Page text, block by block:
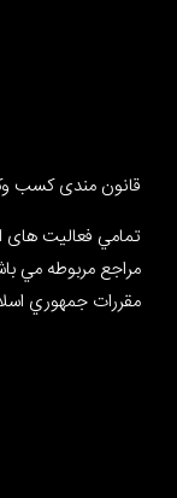
قانون مندی کسب
تمامي فعالیت های
مراجع مربوطه مي
مقررات جمهوري